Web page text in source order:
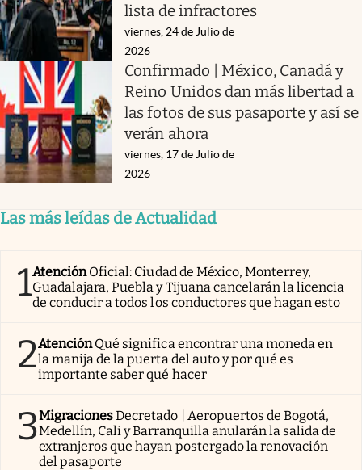
lista de infractores
viernes, 24 de Julio de
2026
Confirmado | México, Canadá y
Reino Unidos dan más libertad a
las fotos de sus pasaporte y así se
verán ahora
viernes, 17 de Julio de
2026
Las más leídas de Actualidad
1AtenciónOficial: Ciudad de México, Monterrey,
Guadalajara, Puebla y Tijuana cancelarán la licencia
de conducir a todos los conductores que hagan esto
2AtenciónQué significa encontrar una moneda en
la manija de la puerta del auto y por qué es
importante saber qué hacer
3MigracionesDecretado | Aeropuertos de Bogotá,
Medellín, Cali y Barranquilla anularán la salida de
extranjeros que hayan postergado la renovación
del pasaporte